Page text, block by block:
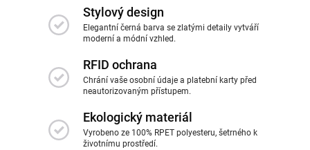
Stylový design
Elegantní černá barva se zlatými detaily vytváří
moderní a módní vzhled.
RFID ochrana
Chrání vaše osobní údaje a platební karty před
neautorizovaným přístupem.
Ekologický materiál
Vyrobeno ze 100% RPET polyesteru, šetrného k
životnímu prostředí.